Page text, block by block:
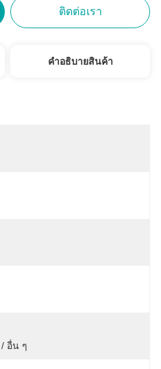
ติดต่อเรา
คําอธิบายสินค้า
อื่น ๆ